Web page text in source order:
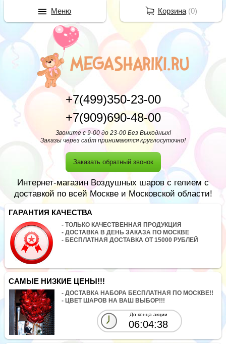
+7(499)350-23-00
+7(909)690-48-00
Звоните с 9-00 до 23-00 Без Выходных!
Заказы через сайт принимаются круглосуточно!
Заказать обратный звонок
Интернет-магазин Воздушных шаров с гелием с
доставкой по всей Москве и Московской области!
ГАРАНТИЯ КАЧЕСТВА
- ТОЛЬКО КАЧЕСТВЕННАЯ ПРОДУКЦИЯ
- ДОСТАВКА В ДЕНЬ ЗАКАЗА ПО МОСКВЕ
- БЕСПЛАТНАЯ ДОСТАВКА ОТ 15000 РУБЛЕЙ
САМЫЕ НИЗКИЕ ЦЕНЫ!!!
- ДОСТАВКА НАБОРА БЕСПЛАТНАЯ ПО МОСКВЕ!!
- ЦВЕТ ШАРОВ НА ВАШ ВЫБОР!!!
До конца акции
06:04:38
Корзина(0)
Меню